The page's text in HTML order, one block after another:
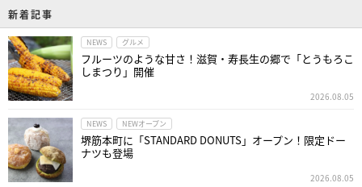
新着記事
NEWS グルメ
フルーツのような甘さ！滋賀・寿長生の郷で「とうもろこ
しまつり」開催
2026.08.05
NEWS NEWオープン
堺筋本町に「STANDARD DONUTS」オープン！限定ドー
ナツも登場
2026.08.05